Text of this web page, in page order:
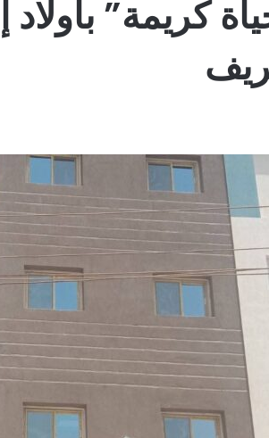
بأولاد